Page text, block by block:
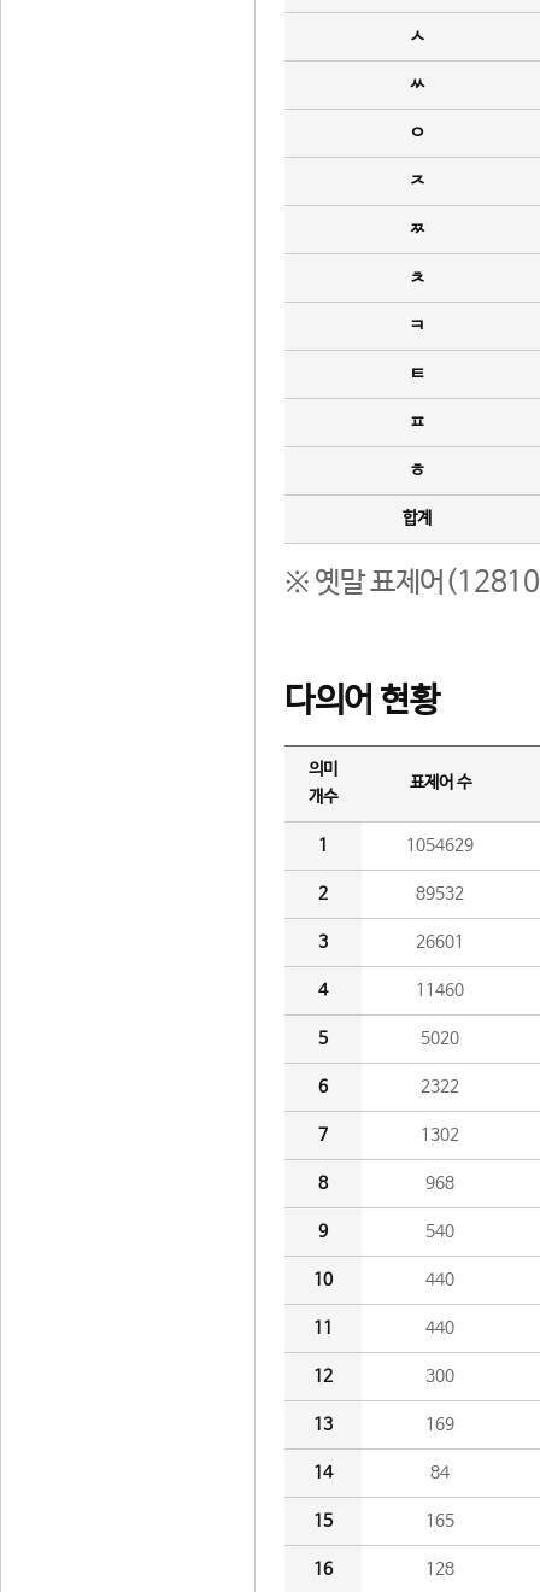
ㅅ
ㅆ
ㅇ
ㅈ
ㅉ
ㅊ
ㅋ
ㅌ
ㅍ
ㅎ
합계
※ 옛말 표제어(12810
다의어 현황
의미
개수
표제어 수
1 1054629
2 89532
3 26601
4 11460
5 5020
6 2322
7 1302
8 968
9 540
10 440
11 440
12 300
13 169
14 84
15 165
16 128